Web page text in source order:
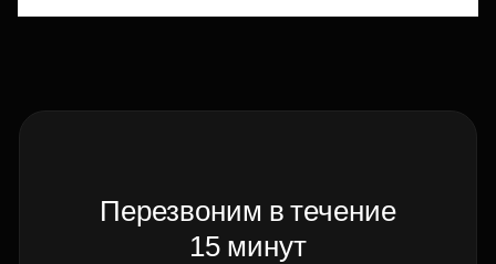
Перезвоним в течение
15 минут